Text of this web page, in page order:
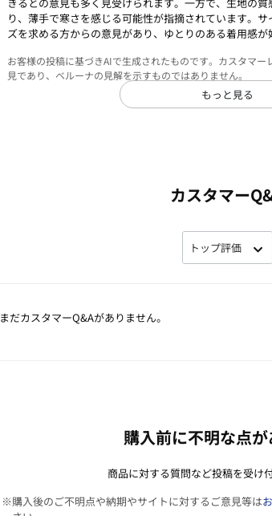
り、薄手で寒さを感じる可能性が指摘されています。
ズを求める方からの意見があり、ゆとりのある着用感が
お客様の投稿に基づきAIで生成されたものです。カスタマ
見であり、ベルーナの見解を示すものではありません。
もっと見る
カスタマー
まだカスタマーQ&Aがありません。
購入前に不明な点
商品に対する質問など投稿を受け
※購入後のご不明点や納期やサイトに対するご意見等は